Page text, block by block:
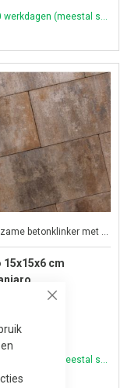
1-10 werkdagen (meestal sneller)
Duurzame betonklinker met een verfijnde afwerking.
15x15x6 cm